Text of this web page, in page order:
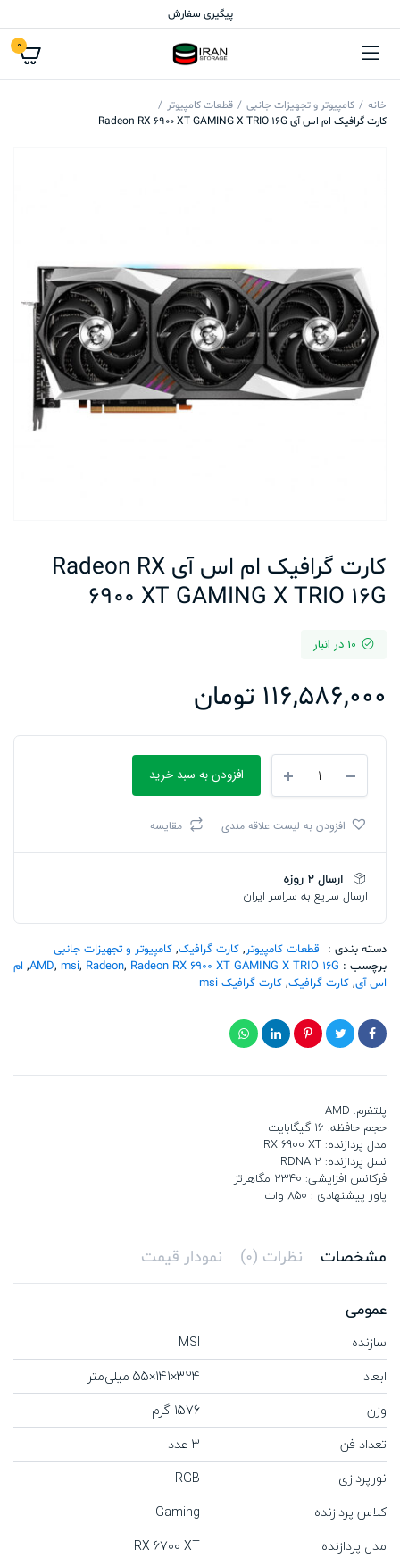
پیگیری سفارش
0
خانه کامپیوتر و تجهیزات جانبی
قطعات کامپیوتر
کارت گرافیک ام اس آی Radeon RX 6900 XT GAMING X TRIO 16G
کارت گرافیک ام اس آی Radeon RX
6900 XT GAMING X TRIO 16G
10 در انبار
116,586,000 تومان
گرافیک
ام
آی
6900
XT
TRIO
16G
تعداد
افزودن به سبد خرید
افزودن به لیست علاقه مندی مقایسه
ارسال 2 روزه
ارسال سریع به سراسر ایران
دسته بندی : قطعات کامپیوتر, کارت گرافیک, کامپیوتر و تجهیزات جانبی
برچسب :
AMD, msi, Radeon, Radeon RX 6900 XT GAMING X TRIO 16G
, ام
اس آی, کارت گرافیک, کارت گرافیک msi
پلتفرم: AMD
حجم حافظه: 16 گیگابایت
مدل پردازنده: RX 6900 XT
نسل پردازنده: RDNA 2
فرکانس افزایشی: 2340 مگاهرتز
پاور پیشنهادی : 850 وات
مشخصات نظرات (0) نمودار قیمت
عمومی
سازنده
MSI
ابعاد
324×141×55 میلی‌متر
وزن
1576 گرم
تعداد فن
3 عدد
نورپردازی
RGB
کلاس پردازنده
Gaming
مدل پردازنده
RX 6700 XT